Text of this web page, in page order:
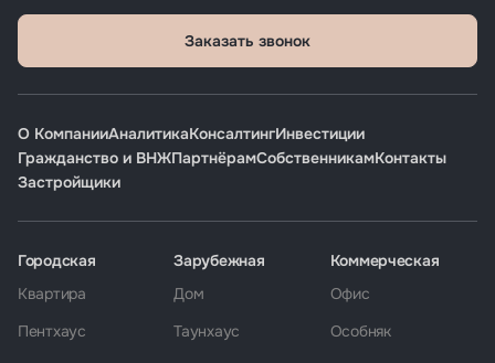
Заказать звонок
О КомпанииАналитикаКонсалтингИнвестиции
Гражданство и ВНЖПартнёрамСобственникамКонтакты
Застройщики
Городская
Квартира
Пентхаус
Зарубежная
Дом
Таунхаус
Коммерческая
Офис
Особняк